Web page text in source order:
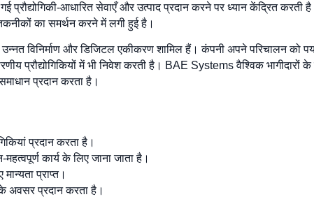
प्रौद्योगिकी-आधारित सेवाएँ और उत्पाद प्रदान करने पर ध्यान केंद्रित
का समर्थन करने में लगी हुई है।
विनिर्माण और डिजिटल एकीकरण शामिल हैं। कंपनी अपने परिचालन को
प्रौद्योगिकियों में भी निवेश करती है। BAE Systems वैश्विक
प्रदान करता है।
प्रदान करता है।
कार्य के लिए जाना जाता है।
प्राप्त।
अवसर प्रदान करता है।